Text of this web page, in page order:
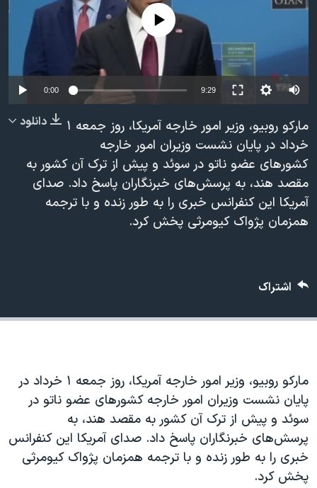
فرهنگ و زندگی
علم و فناوری
گالری عکس
آرشیو پخش زنده
مستندها
انتخابات ریاست جمهوری آمریکا ۲۰۲۴
حمله جمهوری اسلامی به اسرائیل
رمز مهسا
اعتراضات زن، زندگی، آزادی
مجموعه مستندهای دادخواهی
تریبونال مردمی آبان ۹۸
دادگاه حمید نوری
اعتراضات مردمی آبان ۹۸
اسرائیل در جنگ
صفحه‌های ویژه
سفر پرزیدنت ترامپ به چین
دنبال کنید
زبانهای مختلف
Auto
240p
360p
480p
720p
1080p
No media source currently available
0:00 9:29
360p
480p
720p
1080p
دانلود
مارکو روبیو، وزیر امور خارجه آمریکا، روز جمعه ۱
خرداد در پایان نشست وزیران امور خارجه
کشورهای عضو ناتو در سوئد و پیش از ترک آن کشور به
مقصد هند، به پرسش‌های خبرنگاران پاسخ داد. صدای
آمریکا این کنفرانس خبری را به طور زنده و با ترجمه
همزمان پژواک کیومرثی پخش کرد.
اشتراک
مارکو روبیو، وزیر امور خارجه آمریکا، روز جمعه ۱ خرداد در
پایان نشست وزیران امور خارجه کشورهای عضو ناتو در
سوئد و پیش از ترک آن کشور به مقصد هند، به
پرسش‌های خبرنگاران پاسخ داد. صدای آمریکا این کنفرانس
خبری را به طور زنده و با ترجمه همزمان پژواک کیومرثی
پخش کرد.